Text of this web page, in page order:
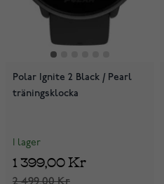
Polar Ignite 2 Black / Pearl
träningsklocka
I lager
2 499,00 Kr
1 399,00 Kr